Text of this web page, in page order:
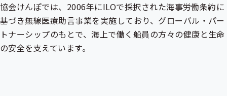
協会けんぽでは、2006年にILOで採択された海事労働条約に
基づき無線医療助言事業を実施しており、グローバル・パー
トナーシップのもとで、海上で働く船員の方々の健康と生命
の安全を支えています。